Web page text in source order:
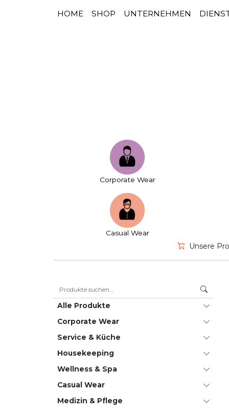
HAUPTNAVIGATION
HOME SHOP UNTERNEHMEN
Corporate Wear
Casual Wear
Unsere
Alle Produkte
Corporate Wear
Service & Küche
House­keeping
Wellness & Spa
Casual Wear
Medizin & Pflege